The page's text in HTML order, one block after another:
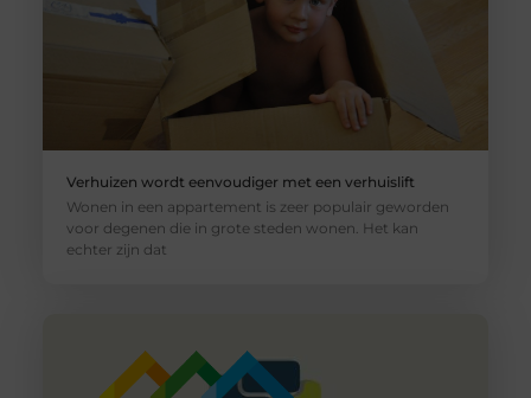
Verhuizen wordt eenvoudiger met een verhuislift
Wonen in een appartement is zeer populair geworden
voor degenen die in grote steden wonen. Het kan
echter zijn dat